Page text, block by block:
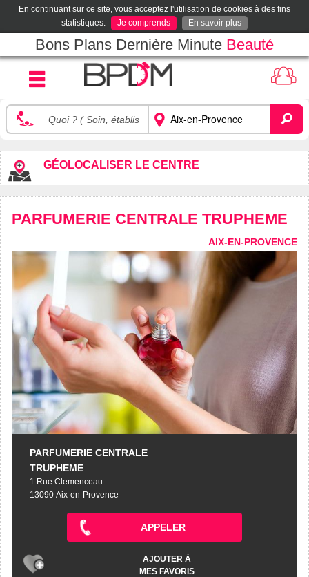
En continuant sur ce site, vous acceptez l'utilisation de cookies à des fins
statistiques.
Je comprends En savoir plus
Bons Plans Dernière Minute Beauté
GÉOLOCALISER LE CENTRE
PARFUMERIE CENTRALE TRUPHEME
AIX-EN-PROVENCE
PARFUMERIE CENTRALE
TRUPHEME
1 Rue Clemenceau
13090 Aix-en-Provence
APPELER
AJOUTER À
MES FAVORIS